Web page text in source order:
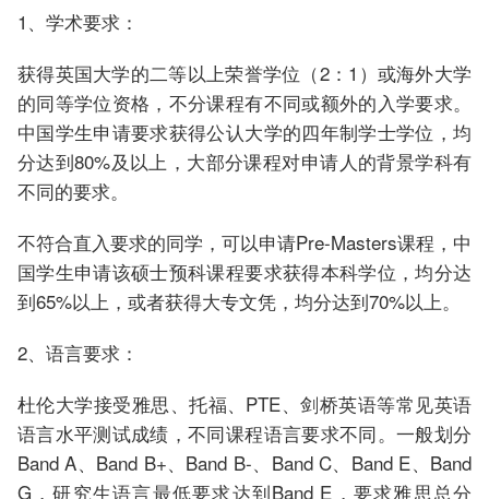
1、学术要求：
获得英国大学的二等以上荣誉学位（2：1）或海外大学
的同等学位资格，不分课程有不同或额外的入学要求。
中国学生申请要求获得公认大学的四年制学士学位，均
分达到80%及以上，大部分课程对申请人的背景学科有
不同的要求。
不符合直入要求的同学，可以申请Pre-Masters课程，中
国学生申请该硕士预科课程要求获得本科学位，均分达
到65%以上，或者获得大专文凭，均分达到70%以上。
2、语言要求：
杜伦大学接受雅思、托福、PTE、剑桥英语等常见英语
语言水平测试成绩，不同课程语言要求不同。一般划分
Band A、Band B+、Band B-、Band C、Band E、Band
G，研究生语言最低要求达到Band E，要求雅思总分